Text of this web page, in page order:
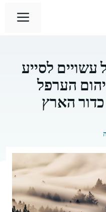
עשויים לסייע
הערפל
הארץ